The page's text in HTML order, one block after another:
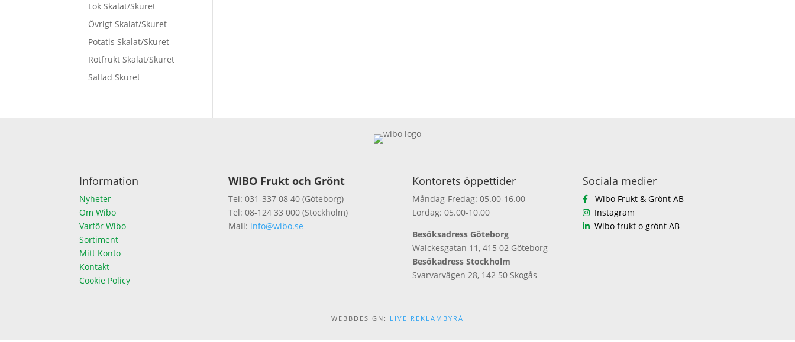
Lök Skalat/Skuret
Övrigt Skalat/Skuret
Potatis Skalat/Skuret
Rotfrukt Skalat/Skuret
Sallad Skuret
Information
Nyheter
Om Wibo
Varför Wibo
Sortiment
Mitt Konto
Kontakt
Cookie Policy
WIBO Frukt och Grönt
Tel: 031-337 08 40 (Göteborg)
Tel: 08-124 33 000 (Stockholm)
Mail: info@wibo.se
Kontorets öppettider
Måndag-Fredag: 05.00-16.00
Lördag: 05.00-10.00
Besöksadress Göteborg
Walckesgatan 11, 415 02 Göteborg
Besökadress Stockholm
Svarvarvägen 28, 142 50 Skogås
Sociala medier
Wibo Frukt & Grönt AB
Instagram
Wibo frukt o grönt AB
WEBBDESIGN: LIVE REKLAMBYRÅ